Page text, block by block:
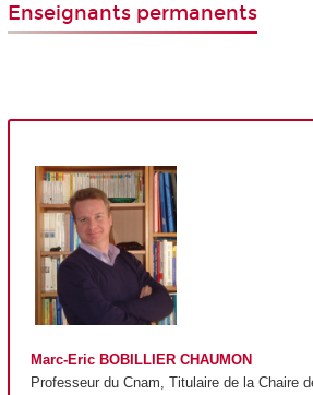
Enseignants permanents
Marc-Eric BOBILLIER CHAUMON
Professeur du Cnam, Titulaire de la Chaire